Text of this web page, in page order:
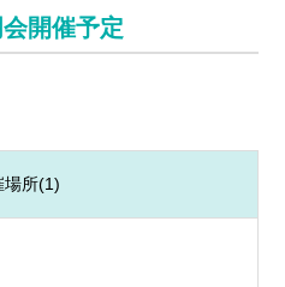
開催予定
場所(1)